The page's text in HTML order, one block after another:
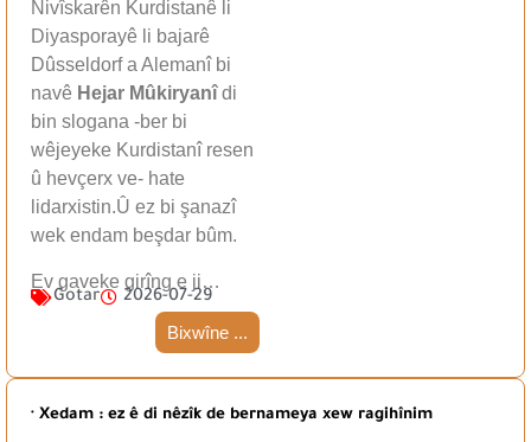
Nivîskarên Kurdistanê li
Diyasporayê li bajarê
Dûsseldorf a Alemanî bi
navê Hejar Mûkiryanîdi
bin slogana -ber bi
wêjeyeke Kurdistanî resen
û hevçerx ve- hate
lidarxistin.Û ez bi şanazî
wek endam beşdar bûm.
Ev gaveke girîng e ji…
Gotar 2026-07-29
Bixwîne ...
· Xedam : ez ê di nêzîk de bernameya xew ragihînim